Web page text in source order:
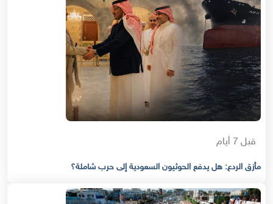
قبل 7 أيام
مأزق الردع: هل يدفع الحوثيون السعودية إلى حرب شاملة؟